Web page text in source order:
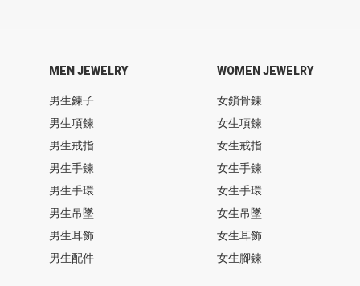
MEN JEWELRY
男生鍊子
男生項鍊
男生戒指
男生手鍊
男生手環
男生吊墜
男生耳飾
男生配件
WOMEN JEWELRY
女鎖骨鍊
女生項鍊
女生戒指
女生手鍊
女生手環
女生吊墜
女生耳飾
女生腳鍊